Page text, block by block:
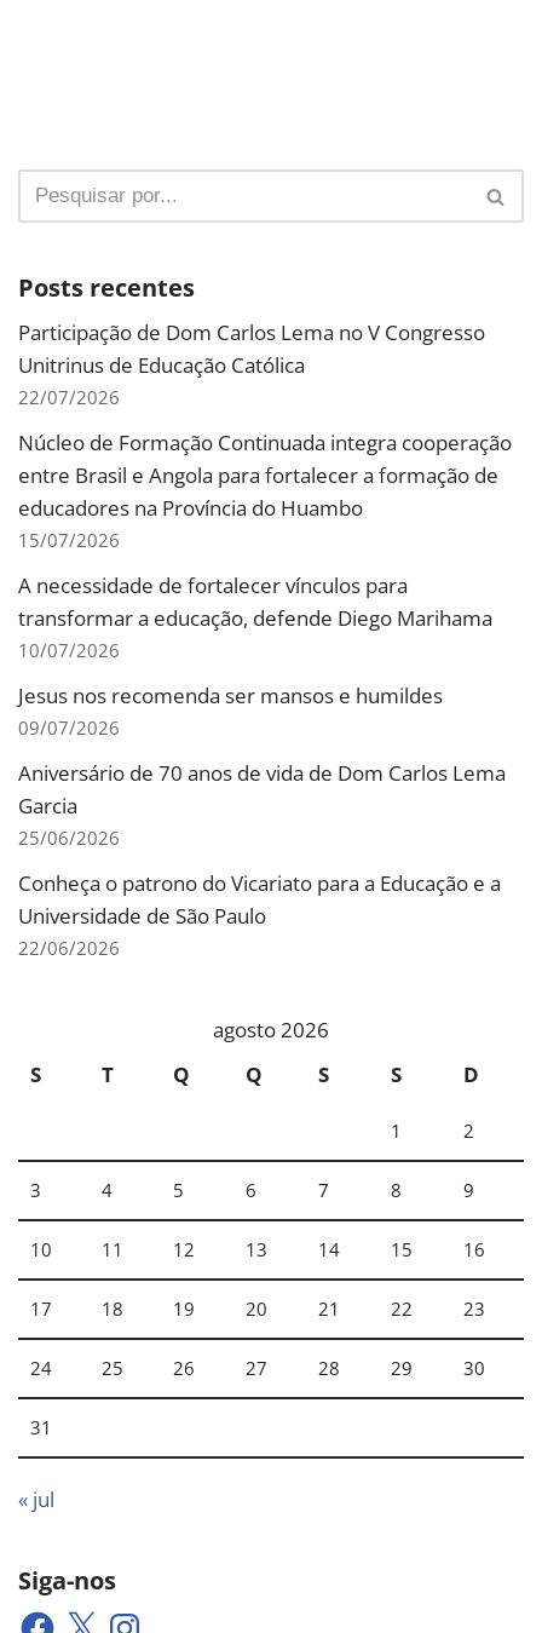
Posts recentes
Participação de Dom Carlos Lema no V Congresso
Unitrinus de Educação Católica
22/07/2026
Núcleo de Formação Continuada integra cooperação
entre Brasil e Angola para fortalecer a formação de
educadores na Província do Huambo
15/07/2026
A necessidade de fortalecer vínculos para
transformar a educação, defende Diego Marihama
10/07/2026
Jesus nos recomenda ser mansos e humildes
09/07/2026
Aniversário de 70 anos de vida de Dom Carlos Lema
Garcia
25/06/2026
Conheça o patrono do Vicariato para a Educação e a
Universidade de São Paulo
22/06/2026
agosto 2026
S
T Q Q S S D
1 2
3 4 5 6 7 8 9
10 11 12 13 14 15 16
17 18 19 20 21 22 23
24 25 26 27 28 29 30
31
« jul
Siga-nos